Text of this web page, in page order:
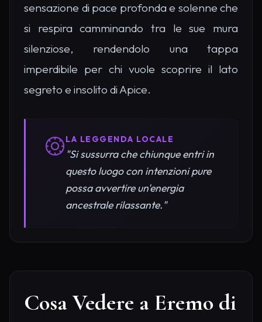
sensazione di pace profonda e solenne che
si respira camminando tra le sue mura
silenziose, rendendolo una tappa
imperdibile per chi vuole scoprire il lato
segreto e insolito di Apice.
LA LEGGENDA LOCALE
"Si sussurra che chiunque entri in
questo luogo con intenzioni pure
possa avvertire un'energia
ancestrale rilassante."
Cosa Vedere a Eremo di